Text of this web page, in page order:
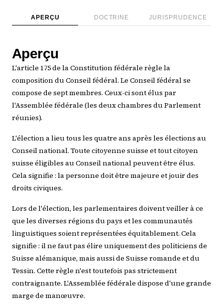
APERÇU DOCTRINE JURISPRUDENCE
Aperçu
L'article 175 de la Constitution fédérale règle la
composition du Conseil fédéral. Le Conseil fédéral se
compose de sept membres. Ceux-ci sont élus par
l'Assemblée fédérale (les deux chambres du Parlement
réunies).
L'élection a lieu tous les quatre ans après les élections au
Conseil national. Toute citoyenne suisse et tout citoyen
suisse éligibles au Conseil national peuvent être élus.
Cela signifie : la personne doit être majeure et jouir des
droits civiques.
Lors de l'élection, les parlementaires doivent veiller à ce
que les diverses régions du pays et les communautés
linguistiques soient représentées équitablement. Cela
signifie : il ne faut pas élire uniquement des politiciens de
Suisse alémanique, mais aussi de Suisse romande et du
Tessin. Cette règle n'est toutefois pas strictement
contraignante. L'Assemblée fédérale dispose d'une grande
marge de manœuvre.